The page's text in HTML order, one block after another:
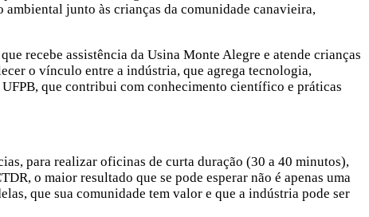
junto às crianças da comunidade canavieira,
recebe assistência da Usina Monte Alegre e atende crianças
o vínculo entre a indústria, que agrega tecnologia,
que contribui com conhecimento científico e práticas
para realizar oficinas de curta duração (30 a 40 minutos),
o maior resultado que se pode esperar não é apenas uma
que sua comunidade tem valor e que a indústria pode ser